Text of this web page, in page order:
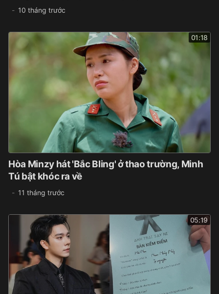
10 tháng trước
01:18
Hòa Minzy hát 'Bắc Bling' ở thao trường, Minh
Tú bật khóc ra về
11 tháng trước
05:19